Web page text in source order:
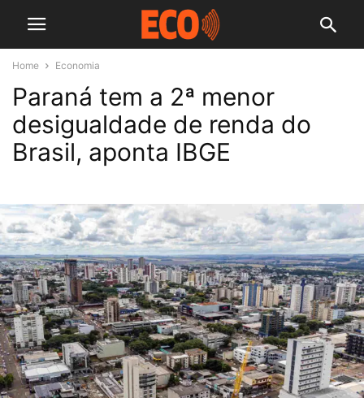
Home Economia
Paraná tem a 2ª menor
desigualdade de renda do
Brasil, aponta IBGE